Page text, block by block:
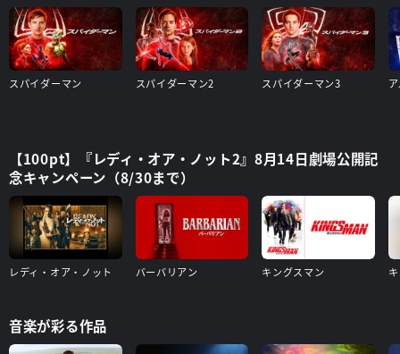
スパイダーマン スパイダーマン2 スパイダーマン3
【100pt】『レディ・オア・ノット2』8月14日劇場公開記
念キャンペーン（8/30まで）
レディ・オア・ノット バーバリアン キングスマン
音楽が彩る作品